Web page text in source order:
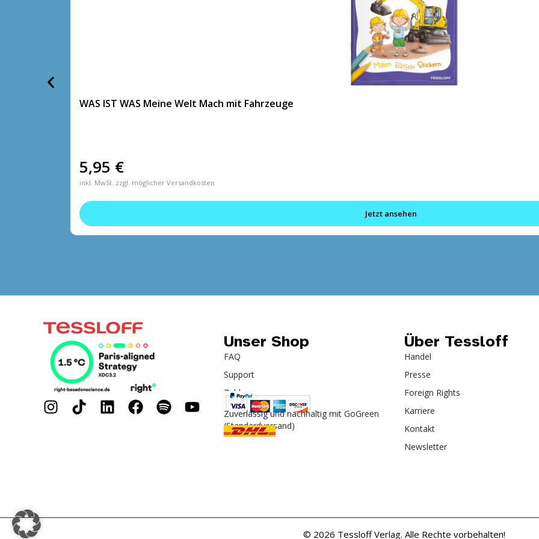
WAS IST WAS Meine Welt Mach mit Fahrzeuge
5,95 €
inkl. MwSt. zzgl. möglicher Versandkosten
Jetzt ansehen
Unser Shop
FAQ
Support
Zahlung
Zuverlässig und nachhaltig mit GoGreen
(Standardversand)
Über Tessloff
Handel
Presse
Foreign Rights
Karriere
Kontakt
Newsletter
© 2026 Tessloff Verlag. Alle Rechte vorbehalten!